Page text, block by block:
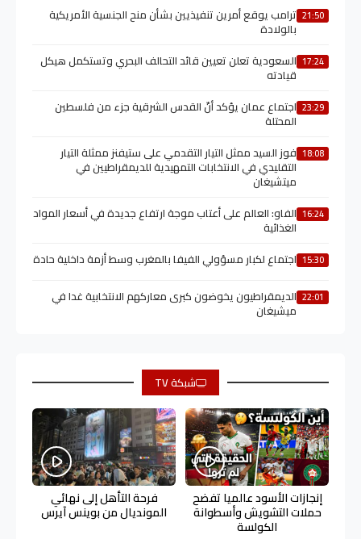
21:50 ترامب يوقع أمرين تنفيذيين بشأن منح الجنسية الأمريكية
بالولادة
17:24 السعودية تعلن تعيين قائد التحالف البحري وتستكمل هيكل
قيادته
23:29 اجتماع عمان يؤكد أنّ القدس الشرقية جزء من فلسطين
المحتلة
18:08 فوز السيد ممثل التيار التقدمي على ستيفنز ممثلة التيار
التقليدي في الانتخابات التمهيدية للديمقراطيين في
ميتشيغان
16:24 الفاو: العالم على أعتاب موجة ارتفاع جديدة في أسعار المواد
الغذائية
15:30 اجتماع لكبار مسؤولي الفيفا بالمغرب وسط أزمة داخلية حادة
22:01 الديمقراطيون يخوضون كبرى معاركهم الانتخابية غدا في
ميشيغان
شبكة TV
إنجازات الأسود عالميا تفضح
حملات التشويش وأسطوانة
الكولسة
فرحة التأهل إلى نهائي
المونديال من بوينس آيرس